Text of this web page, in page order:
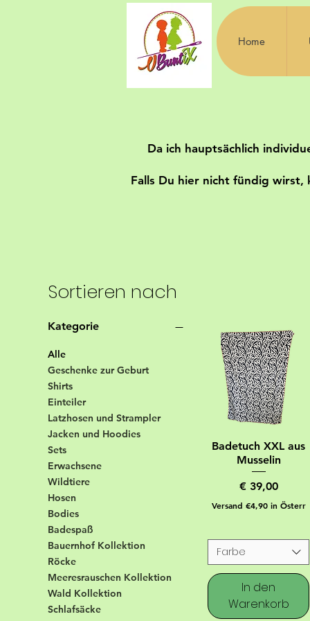
Home
Da ich hauptsächlich
Falls Du hier nicht fündig wirst,
Sortieren nach
Kategorie
Alle
Geschenke zur Geburt
Shirts
Einteiler
Latzhosen und Strampler
Jacken und Hoodies
Sets
Erwachsene
Wildtiere
Hosen
Bodies
Badespaß
Bauernhof Kollektion
Röcke
Meeresrauschen Kollektion
Wald Kollektion
Schlafsäcke
Badetuch XXL aus
Musselin
Preis
€ 39,00
Versand €4,90 in Österr
Farbe
In den
Warenkorb